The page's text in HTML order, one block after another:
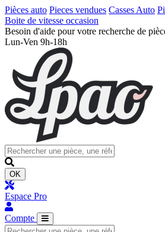
Pièces auto Pieces vendues Casses Auto
Boite de vitesse occasion
Besoin d'aide pour votre recherche de
Lun-Ven 9h-18h
OK
Espace Pro
Compte